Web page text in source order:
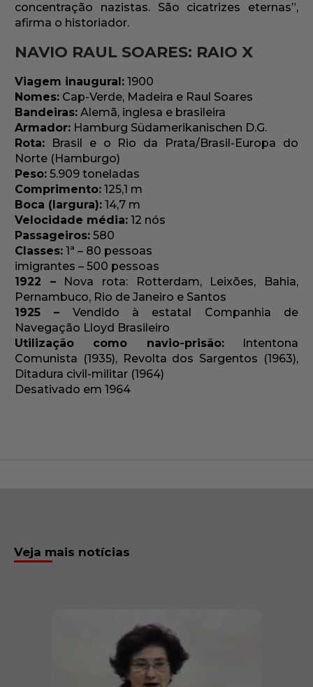
concentração nazistas. São cicatrizes eternas”,
afirma o historiador.
NAVIO RAUL SOARES: RAIO X
Viagem inaugural: 1900
Nomes: Cap-Verde, Madeira e Raul Soares
Bandeiras: Alemã, inglesa e brasileira
Armador: Hamburg Südamerikanischen D.G.
Rota: Brasil e o Rio da Prata/Brasil-Europa do
Norte (Hamburgo)
Peso: 5.909 toneladas
Comprimento: 125,1 m
Boca (largura): 14,7 m
Velocidade média: 12 nós
Passageiros: 580
Classes: 1ª – 80 pessoas
imigrantes – 500 pessoas
1922 –Nova rota: Rotterdam, Leixões, Bahia,
Pernambuco, Rio de Janeiro e Santos
1925 – Vendido à estatal Companhia de
Navegação Lloyd Brasileiro
Utilização como navio-prisão:Intentona
Comunista (1935), Revolta dos Sargentos (1963),
Ditadura civil-militar (1964)
Desativado em 1964
Veja mais notícias